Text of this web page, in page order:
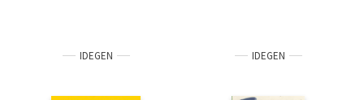
IDEGEN IDEGEN